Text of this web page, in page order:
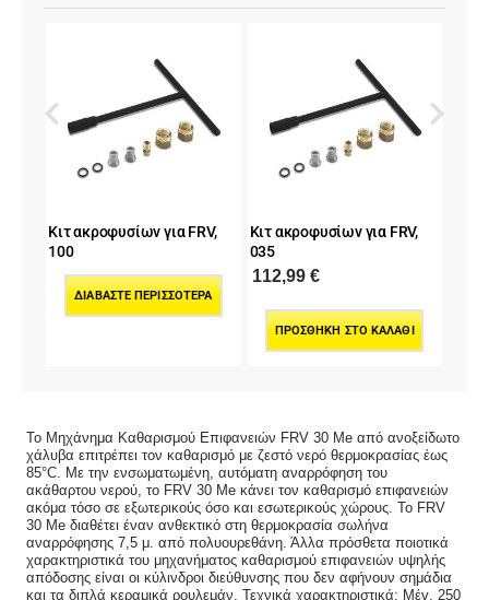
για FRV,
Κιτ ακροφυσίων για FRV,
112,99€
ΠΡΟΣΘΉΚΗ ΣΤΟ ΚΑΛΆΘΙ
Κιτ ακροφυσίων για
ΠΡΟΣΘΉΚΗ ΣΤΟ
Το Μηχάνημα Καθαρισμού Επιφανειών FRV 30 Me από ανοξείδωτο
χάλυβα επιτρέπει τον καθαρισμό με ζεστό νερό θερμοκρασίας έως
85°C. Με την ενσωματωμένη, αυτόματη αναρρόφηση του
ακάθαρτου νερού, το FRV 30 Me κάνει τον καθαρισμό επιφανειών
ακόμα τόσο σε εξωτερικούς όσο και εσωτερικούς χώρους. Το FRV
30 Me διαθέτει έναν ανθεκτικό στη θερμοκρασία σωλήνα
αναρρόφησης 7,5 μ. από πολυουρεθάνη. Άλλα πρόσθετα ποιοτικά
χαρακτηριστικά του μηχανήματος καθαρισμού επιφανειών υψηλής
απόδοσης είναι οι κύλινδροι διεύθυνσης που δεν αφήνουν σημάδια
και τα διπλά κεραμικά ρουλεμάν. Τεχνικά χαρακτηριστικά: Μέγ. 250